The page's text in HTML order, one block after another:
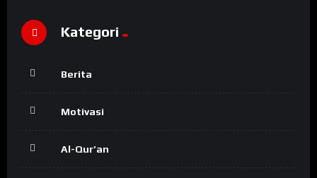
Kategori
Berita
Motivasi
Al-Qur’an